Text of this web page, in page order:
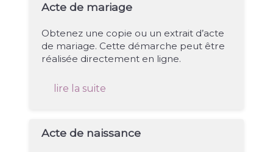
Acte de mariage
Obtenez une copie ou un extrait d’acte
de mariage. Cette démarche peut être
réalisée directement en ligne.
lire la suite
Acte de naissance